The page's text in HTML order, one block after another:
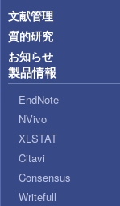
文献管理
質的研究
お知らせ
製品情報
EndNote
NVivo
XLSTAT
Citavi
Consensus
Writefull